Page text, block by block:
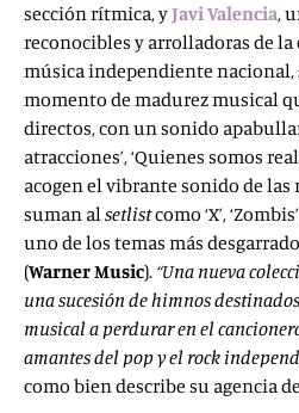
sección rítmica, yJavi Valencia,
reconocibles y arrolladoras de la
música independiente
momento de madurez musical
directos, con un sonido
atracciones’, ‘Quienes somos
acogen el vibrante sonido de las
suman alsetlistcomo ‘X’,
uno de los temas más
(Warner Music). “Una nueva
una sucesión de himnos
musical a perdurar en el
amantes del pop y el rock
como bien describe su agencia de